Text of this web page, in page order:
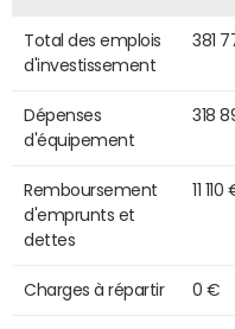
Total des emplois
d'investissement
381
Dépenses
d'équipement
318
Remboursement
d'emprunts et
dettes
11 110
Charges à répartir 0 €